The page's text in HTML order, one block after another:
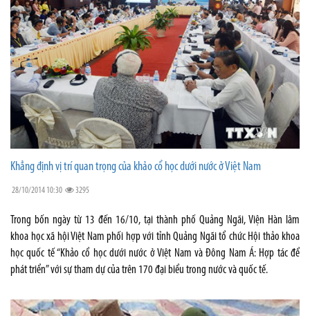
Khẳng định vị trí quan trọng của khảo cổ học dưới nước ở Việt Nam
28/10/2014 10:30 3295
Trong bốn ngày từ 13 đến 16/10, tại thành phố Quảng Ngãi, Viện Hàn lâm
khoa học xã hội Việt Nam phối hợp với tỉnh Quảng Ngãi tổ chức Hội thảo khoa
học quốc tế “Khảo cổ học dưới nước ở Việt Nam và Đông Nam Á: Hợp tác để
phát triển” với sự tham dự của trên 170 đại biểu trong nước và quốc tế.